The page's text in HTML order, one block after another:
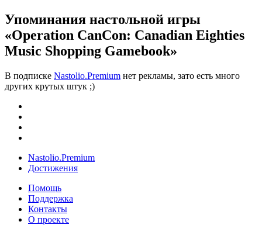
Упоминания настольной игры
«Operation CanCon: Canadian Eighties
Music Shopping Gamebook»
В подписке Nastolio.Premium нет рекламы, зато есть много
других крутых штук ;)
Nastolio.Premium
Достижения
Помощь
Поддержка
Контакты
О проекте